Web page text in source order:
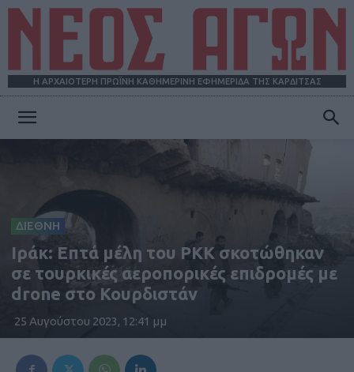
Η ΑΡΧΑΙΟΤΕΡΗ ΠΡΩΪΝΗ ΚΑΘΗΜΕΡΙΝΗ ΕΦΗΜΕΡΙΔΑ ΤΗΣ ΚΑΡΔΙΤΣΑΣ
ΔΙΕΘΝΗ
Ιράκ: Επτά μέλη του PKK σκοτώθηκαν
σε τουρκικές αεροπορικές επιδρομές με
drone στο Κουρδιστάν
25 Αυγούστου 2023, 12:41 μμ